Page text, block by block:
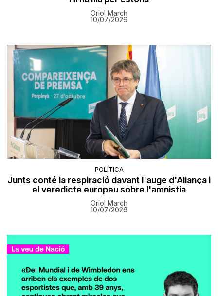
Oriol March
10/07/2026
POLÍTICA
Junts conté la respiració davant l'auge d'Aliança i
el veredicte europeu sobre l'amnistia
Oriol March
10/07/2026